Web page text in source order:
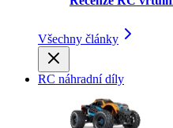
Všechny články
RC náhradní díly